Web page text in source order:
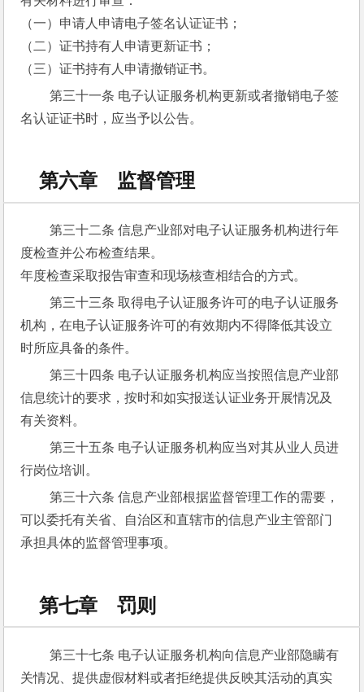
（一）申请人申请电子签名认证证书；
（二）证书持有人申请更新证书；
（三）证书持有人申请撤销证书。
第三十一条 电子认证服务机构更新或者撤销电子签
名认证证书时，应当予以公告。
第六章 监督管理
第三十二条 信息产业部对电子认证服务机构进行年
度检查并公布检查结果。
年度检查采取报告审查和现场核查相结合的方式。
第三十三条 取得电子认证服务许可的电子认证服务
机构，在电子认证服务许可的有效期内不得降低其设立
时所应具备的条件。
第三十四条 电子认证服务机构应当按照信息产业部
信息统计的要求，按时和如实报送认证业务开展情况及
有关资料。
第三十五条 电子认证服务机构应当对其从业人员进
行岗位培训。
第三十六条 信息产业部根据监督管理工作的需要，
可以委托有关省、自治区和直辖市的信息产业主管部门
承担具体的监督管理事项。
第七章 罚则
第三十七条 电子认证服务机构向信息产业部隐瞒有
关情况、提供虚假材料或者拒绝提供反映其活动的真实